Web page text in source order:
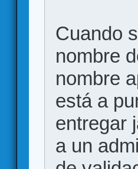
Cuando
nombre
nombre
está a
entregar
a un